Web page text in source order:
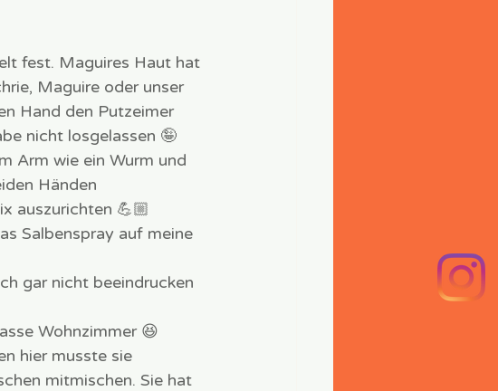
fest. Maguires Haut hat
Maguire oder unser
Hand den Putzeimer
nicht losgelassen 🤪
Arm wie ein Wurm und
Händen
auszurichten 💪🏼
Salbenspray auf meine
gar nicht beeindrucken
Wohnzimmer 😆
hier musste sie
mitmischen. Sie hat